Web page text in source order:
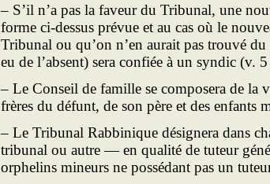
– S’il n’a pas la faveur du Tribunal, une
forme ci-dessus prévue et au cas où le
Tribunal ou qu’on n’en aurait pas trouvé
eu de l’absent) sera confiée à un syndic (v.
– Le Conseil de famille se composera de la
frères du défunt, de son père et des enfants
– Le Tribunal Rabbinique désignera dans
tribunal ou autre — en qualité de tuteur
orphelins mineurs ne possédant pas un